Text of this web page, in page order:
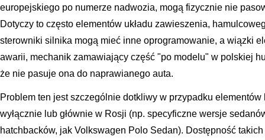
europejskiego po numerze nadwozia, mogą fizycznie nie
Dotyczy to często elementów układu zawieszenia,
sterowniki silnika mogą mieć inne oprogramowanie, a wiązki
awarii, mechanik zamawiający część "po modelu" w polskiej
że nie pasuje ona do naprawianego auta.
Problem ten jest szczególnie dotkliwy w przypadku
wyłącznie lub głównie w Rosji (np. specyficzne wersje
hatchbacków, jak Volkswagen Polo Sedan). Dostępność